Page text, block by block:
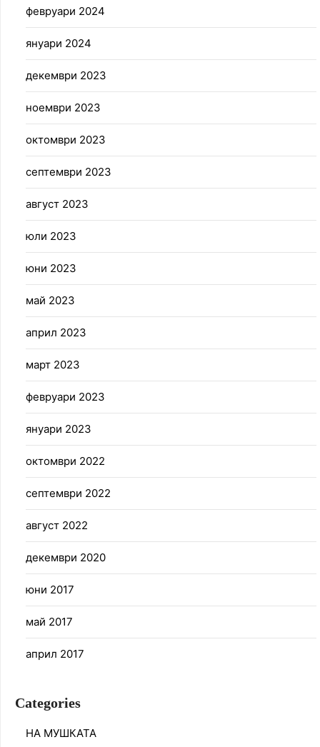
февруари 2024
януари 2024
декември 2023
ноември 2023
октомври 2023
септември 2023
август 2023
юли 2023
юни 2023
май 2023
април 2023
март 2023
февруари 2023
януари 2023
октомври 2022
септември 2022
август 2022
декември 2020
юни 2017
май 2017
април 2017
Categories
НА МУШКАТА